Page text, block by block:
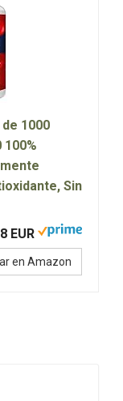
1000
Sin
EUR
en Amazon